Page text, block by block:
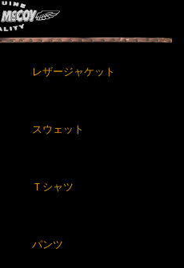
レザージャケット
スウェット
Ｔシャツ
パンツ